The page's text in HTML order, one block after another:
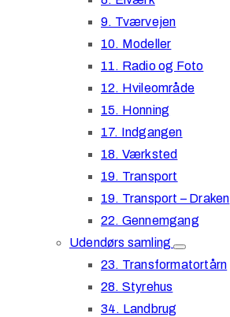
9. Tværvejen
10. Modeller
11. Radio og Foto
12. Hvileområde
15. Honning
17. Indgangen
18. Værksted
19. Transport
19. Transport – Draken
22. Gennemgang
Udendørs samling
23. Transformatortårn
28. Styrehus
34. Landbrug